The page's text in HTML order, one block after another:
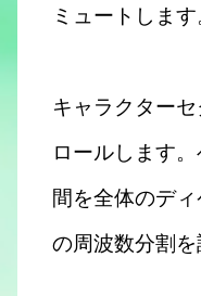
ミュートします
キャラクター
ロールします
間を全体のデ
の周波数分割を